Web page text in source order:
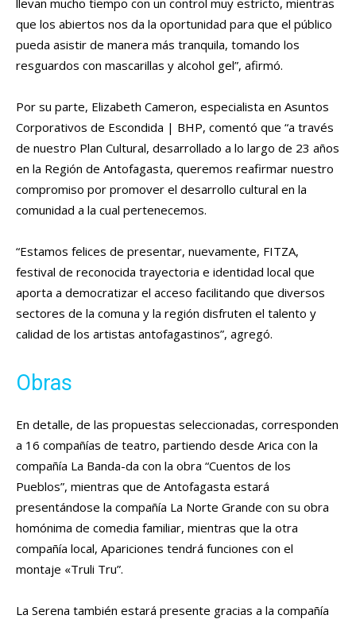
que los abiertos nos da la oportunidad para que el público
pueda asistir de manera más tranquila, tomando los
resguardos con mascarillas y alcohol gel”, afirmó.
Por su parte, Elizabeth Cameron, especialista en Asuntos
Corporativos de Escondida | BHP, comentó que “a través
de nuestro Plan Cultural, desarrollado a lo largo de 23 años
en la Región de Antofagasta, queremos reafirmar nuestro
compromiso por promover el desarrollo cultural en la
comunidad a la cual pertenecemos.
“Estamos felices de presentar, nuevamente, FITZA,
festival de reconocida trayectoria e identidad local que
aporta a democratizar el acceso facilitando que diversos
sectores de la comuna y la región disfruten el talento y
calidad de los artistas antofagastinos”, agregó.
Obras
En detalle, de las propuestas seleccionadas, corresponden
a 16 compañías de teatro, partiendo desde Arica con la
compañía La Banda-da con la obra “Cuentos de los
Pueblos”, mientras que de Antofagasta estará
presentándose la compañía La Norte Grande con su obra
homónima de comedia familiar, mientras que la otra
compañía local, Apariciones tendrá funciones con el
montaje «Truli Tru”.
La Serena también estará presente gracias a la compañía